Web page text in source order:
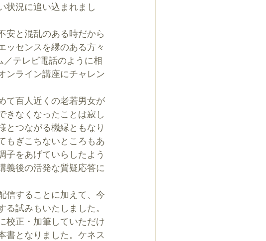
状況に追い込まれまし
安と混乱のある時だから
ッセンスを縁のある方々
テレビ電話のように相
ンライン講座にチャレン
て百人近くの老若男女が
きなくなったことは寂し
とつながる機縁ともなり
もぎこちないところもあ
子をあげていらしたよう
義後の活発な質疑応答に
信することに加えて、今
試みもいたしました。
校正・加筆していただけ
書となりました。ケネス